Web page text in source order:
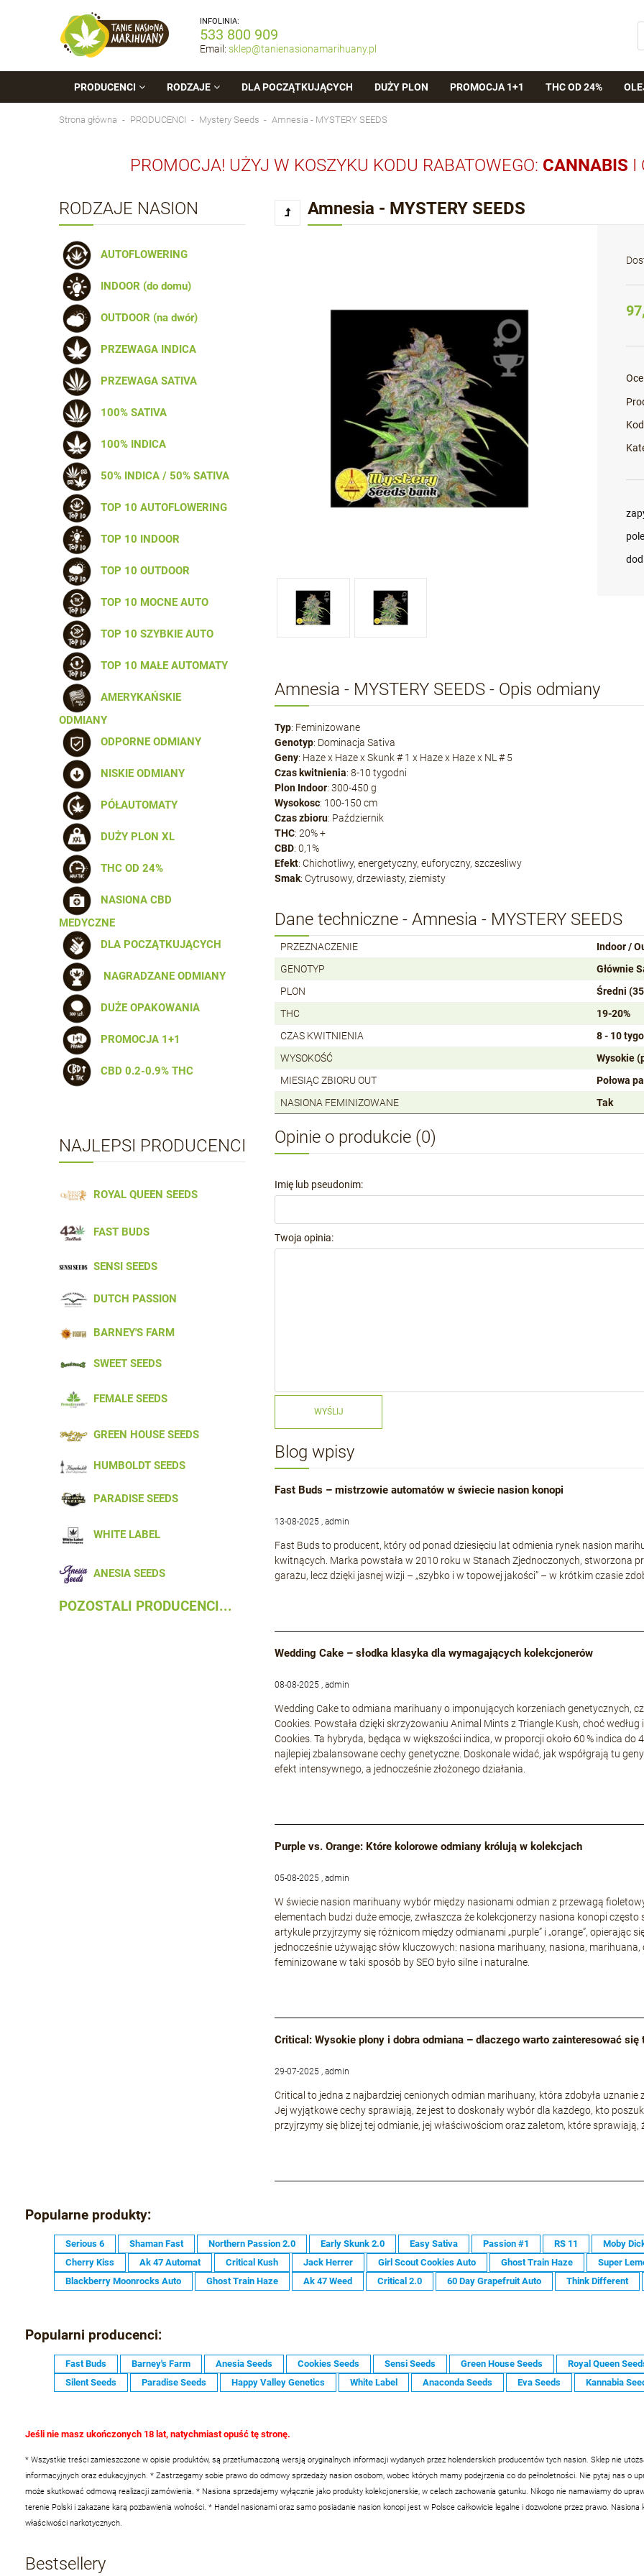
INFOLINIA:
533 800 909
Email: sklep@tanienasionamarihuany.pl
PRODUCENCI RODZAJE DLA POCZĄTKUJĄCYCH DUŻY PLON PROMOCJA 1+1 THC OD 24%
Strona główna PRODUCENCI Mystery Seeds Amnesia - MYSTERY SEEDS
PROMOCJA! UŻYJ W KOSZYKU KODU RABATOWEGO: CANNABIS I
RODZAJE NASION
AUTOFLOWERING
INDOOR (do domu)
OUTDOOR (na dwór)
PRZEWAGA INDICA
PRZEWAGA SATIVA
100% SATIVA
100% INDICA
50% INDICA / 50% SATIVA
TOP 10 AUTOFLOWERING
TOP 10 INDOOR
TOP 10 OUTDOOR
TOP 10 MOCNE AUTO
TOP 10 SZYBKIE AUTO
TOP 10 MAŁE AUTOMATY
AMERYKAŃSKIE
ODMIANY
ODPORNE ODMIANY
NISKIE ODMIANY
PÓŁAUTOMATY
DUŻY PLON XL
THC OD 24%
NASIONA CBD
MEDYCZNE
DLA POCZĄTKUJĄCYCH
NAGRADZANE ODMIANY
DUŻE OPAKOWANIA
PROMOCJA 1+1
CBD 0.2-0.9% THC
NAJLEPSI PRODUCENCI
ROYAL QUEEN SEEDS
FAST BUDS
SENSI SEEDS
DUTCH PASSION
BARNEY'S FARM
SWEET SEEDS
FEMALE SEEDS
GREEN HOUSE SEEDS
HUMBOLDT SEEDS
PARADISE SEEDS
WHITE LABEL
ANESIA SEEDS
POZOSTALI PRODUCENCI...
Amnesia - MYSTERY SEEDS
Amnesia - MYSTERY SEEDS - Opis odmiany
Typ: Feminizowane
Genotyp: Dominacja Sativa
Geny: Haze x Haze x Skunk # 1 x Haze x Haze x NL # 5
Czas kwitnienia: 8-10 tygodni
Plon Indoor: 300-450 g
Wysokosc: 100-150 cm
Czas zbioru: Październik
THC: 20% +
CBD: 0,1%
Efekt: Chichotliwy, energetyczny, euforyczny, szczesliwy
Smak: Cytrusowy, drzewiasty, ziemisty
Dane techniczne - Amnesia - MYSTERY SEEDS
PRZEZNACZENIE
Indoor /
GENOTYP
Głównie
PLON
Średni
THC
19-20%
CZAS KWITNIENIA
8 - 10
WYSOKOŚĆ
Wysokie
MIESIĄC ZBIORU OUT
Połowa
NASIONA FEMINIZOWANE
Tak
Opinie o produkcie (0)
Imię lub pseudonim:
Twoja opinia:
WYŚLIJ
Blog wpisy
Fast Buds – mistrzowie automatów w świecie nasion konopi
13-08-2025 , admin
Fast Buds to producent, który od ponad dziesięciu lat odmienia rynek nasion
kwitnących. Marka powstała w 2010 roku w Stanach Zjednoczonych, stworzona
garażu, lecz dzięki jasnej wizji – „szybko i w topowej jakości” – w krótkim czasie
Wedding Cake – słodka klasyka dla wymagających kolekcjonerów
08-08-2025 , admin
Wedding Cake to odmiana marihuany o imponujących korzeniach genetycznych,
Cookies. Powstała dzięki skrzyżowaniu Animal Mints z Triangle Kush, choć
Cookies. Ta hybryda, będąca w większości indica, w proporcji około 60 % indica do
najlepiej zbalansowane cechy genetyczne. Doskonale widać, jak współgrają tu
efekt intensywnego, a jednocześnie złożonego działania.
Purple vs. Orange: Które kolorowe odmiany królują w kolekcjach
05-08-2025 , admin
W świecie nasion marihuany wybór między nasionami odmian z przewagą
elementach budzi duże emocje, zwłaszcza że kolekcjonerzy nasiona konopi
artykule przyjrzymy się różnicom między odmianami „purple” i „orange”, opierając
jednocześnie używając słów kluczowych: nasiona marihuany, nasiona,
feminizowane w taki sposób by SEO było silne i naturalne.
Critical: Wysokie plony i dobra odmiana – dlaczego warto zainteresować się
29-07-2025 , admin
Critical to jedna z najbardziej cenionych odmian marihuany, która zdobyła
Jej wyjątkowe cechy sprawiają, że jest to doskonały wybór dla każdego, kto
przyjrzymy się bliżej tej odmianie, jej właściwościom oraz zaletom, które sprawiają,
Popularne produkty:
Serious 6 Shaman Fast Northern Passion 2.0 Early Skunk 2.0 Easy Sativa Passion #1 RS 11 Moby
Cherry Kiss
Ak 47 Automat Critical Kush Jack Herrer Girl Scout Cookies Auto Ghost Train Haze Super
Blackberry Moonrocks Auto
Ghost Train Haze Ak 47 Weed Critical 2.0 60 Day Grapefruit Auto Think Different
Popularni producenci:
Fast Buds Barney's Farm Anesia Seeds Cookies Seeds Sensi Seeds Green House Seeds Royal Queen
Silent Seeds
Paradise Seeds Happy Valley Genetics White Label Anaconda Seeds Eva Seeds Kannabia
Jeśli nie masz ukończonych 18 lat, natychmiast opuść tę stronę.
* Wszystkie treści zamieszczone w opisie produktów, są przetłumaczoną wersją oryginalnych informacji wydanych przez holenderskich producentów tych nasion. Sklep nie
informacyjnych oraz edukacyjnych. * Zastrzegamy sobie prawo do odmowy sprzedaży nasion osobom, wobec których mamy podejrzenia co do pełnoletności. Nie pytaj nas o
może skutkować odmową realizacji zamówienia. * Nasiona sprzedajemy wyłącznie jako produkty kolekcjonerskie, w celach zachowania gatunku. Nikogo nie namawiamy do
terenie Polski i zakazane karą pozbawienia wolności. * Handel nasionami oraz samo posiadanie nasion konopi jest w Polsce całkowicie legalne i dozwolone przez prawo.
właściwości narkotycznych.
Bestsellery